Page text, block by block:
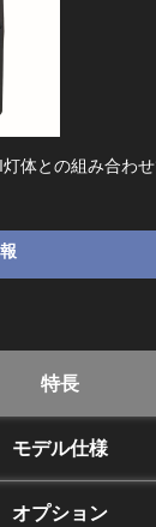
体との組み合わ
特長
モデル仕様
オプション